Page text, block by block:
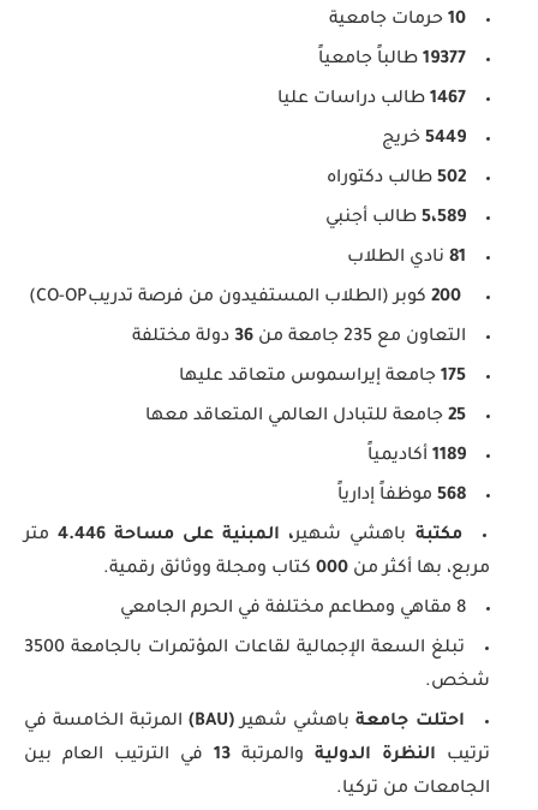
10 حرمات جامعية
19377 طالباً جامعياً
1467 طالب دراسات عليا
5449 خريج
502 طالب دكتوراه
5،589 طالب أجنبي
81 نادي الطلاب
200 كوبر (الطلاب المستفيدون من فرصة تدريبCO-OP)
التعاون مع 235 جامعة من 36 دولة مختلفة
175 جامعة إيراسموس متعاقد عليها
25 جامعة للتبادل العالمي المتعاقد معها
1189 أكاديمياً
568 موظفاً إدارياً
مكتبة باهشي شهير، المبنية على مساحة 4.446
متر
مربع، بها أكثر من000 كتاب ومجلة ووثائق رقمية.
8 مقاهي ومطاعم مختلفة في الحرم الجامعي
تبلغ السعة الإجمالية لقاعات المؤتمرات بالجامعة 3500
شخص.
احتلت جامعة باهشي شهير(BAU)
المرتبة الخامسة في
ترتيب النظرة الدولية والمرتبة13 في الترتيب العام بين
الجامعات من تركيا.